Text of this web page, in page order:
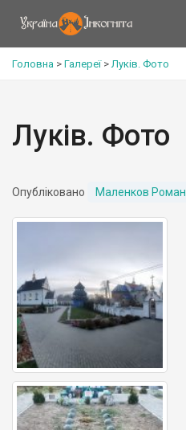
Головна > Галереї>Луків. Фото
Луків. Фото
Опубліковано Маленков Роман